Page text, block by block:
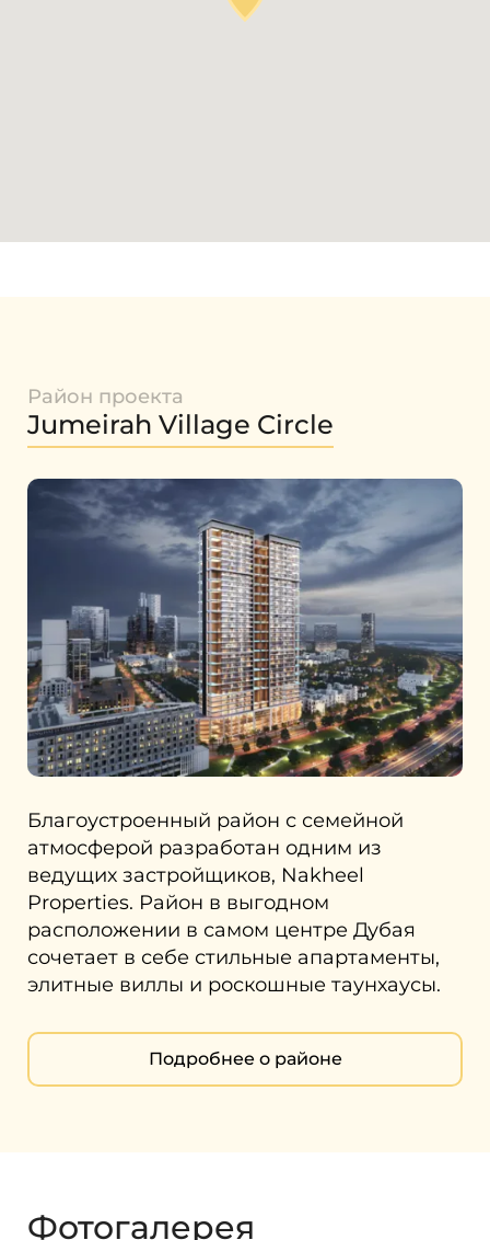
Район проекта
Jumeirah Village Circle
Благоустроенный район с семейной
атмосферой разработан одним из
ведущих застройщиков, Nakheel
Properties. Район в выгодном
расположении в самом центре Дубая
сочетает в себе стильные апартаменты,
элитные виллы и роскошные таунхаусы.
Подробнее о районе
Фотогалерея